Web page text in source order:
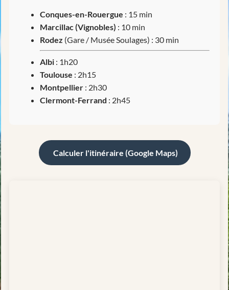
Conques-en-Rouergue : 15 min
Marcillac (Vignobles) : 10 min
Rodez (Gare / Musée Soulages) : 30 min
Albi: 1h20
Toulouse : 2h15
Montpellier: 2h30
Clermont-Ferrand : 2h45
Calculer l'itinéraire (Google Maps)